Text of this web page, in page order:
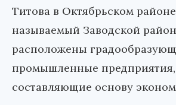
Титова в Октябрьском
называемый Заводской
расположены
промышленные предприятия,
составляющие основу